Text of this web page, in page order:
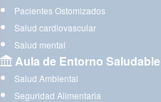
Pacientes Ostomizados
Salud cardiovascular
Salud mental
Aula de Entorno Saludable
Salud Ambiental
Seguridad Alimentaria